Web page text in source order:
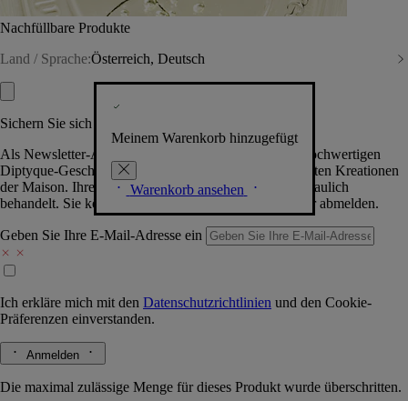
Nachfüllbare Produkte
Land / Sprache:Österreich, Deutsch
Meinem Warenkorb hinzugefügt
Warenkorb ansehen
Sichern Sie sich exklusive Vorteile
Als Newsletter-Abonnent.in erhalten Sie Zugang zu hochwertigen
Diptyque-Geschenken, Events & News über die neuesten Kreationen
der Maison. Ihre Daten werden selbstverständlich vertraulich
behandelt. Sie können sich jederzeit problemlos wieder abmelden.
Geben Sie Ihre E-Mail-Adresse ein
Ich erkläre mich mit den Datenschutzrichtlinien und den Cookie-
Präferenzen einverstanden.
Anmelden
Die maximal zulässige Menge für dieses Produkt wurde überschritten.